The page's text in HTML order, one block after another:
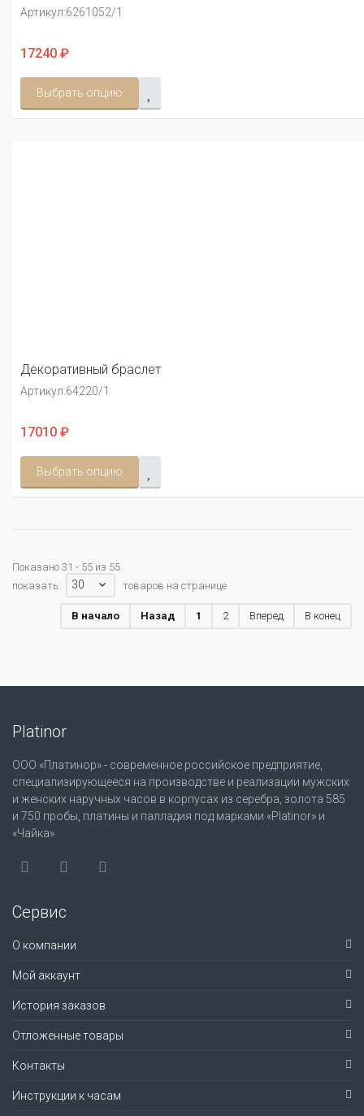
Артикул:6261052/1
17240 ₽
Выбрать опцию
Декоративный браслет
Артикул:64220/1
17010 ₽
Выбрать опцию
Показано 31 - 55 из 55
показать:
30 товаров на странице
В начало Назад 1 2 Вперед В конец
Platinor
ООО «Платинор» - современное российское предприятие,
специализирующееся на производстве и реализации мужских
и женских наручных часов в корпусах из серебра, золота 585
и 750 пробы, платины и палладия под марками «Platinor» и
«Чайка»
Сервис
О компании
Мой аккаунт
История заказов
Отложенные товары
Контакты
Инструкции к часам